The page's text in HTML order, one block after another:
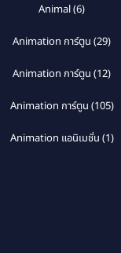
Animal(6)
Animation การ์ตูน (29)
Animation การ์ตูน (12)
Animation การ์ตูน (105)
Animation แอนิเมชั่น (1)